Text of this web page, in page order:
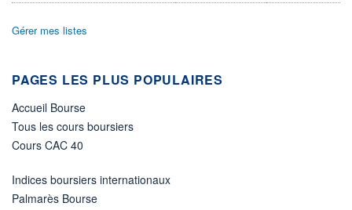
ÉLIGIBILITÉ
Non éligible
+ PORTEFEUILLE
Gérer mes listes
PAGES LES PLUS POPULAIRES
Accueil Bourse
Tous les cours boursiers
Cours CAC 40
Indices boursiers internationaux
Palmarès Bourse